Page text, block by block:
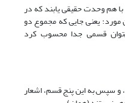
هم وحدت حقیقی یابند که در
یعنی جایی که مجموع دو
قسمی جدا محسوب کرد
و سپس به این پنج قسم، اشعار